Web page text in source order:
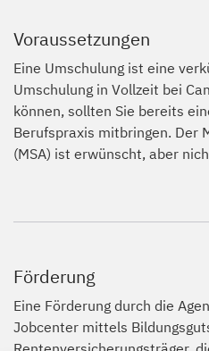
Voraussetzungen
Eine Umschulung ist eine
Umschulung in Vollzeit bei
können, sollten Sie bereits
Berufspraxis mitbringen. Der
(MSA) ist erwünscht, aber
Förderung
Eine Förderung durch die
Jobcenter mittels